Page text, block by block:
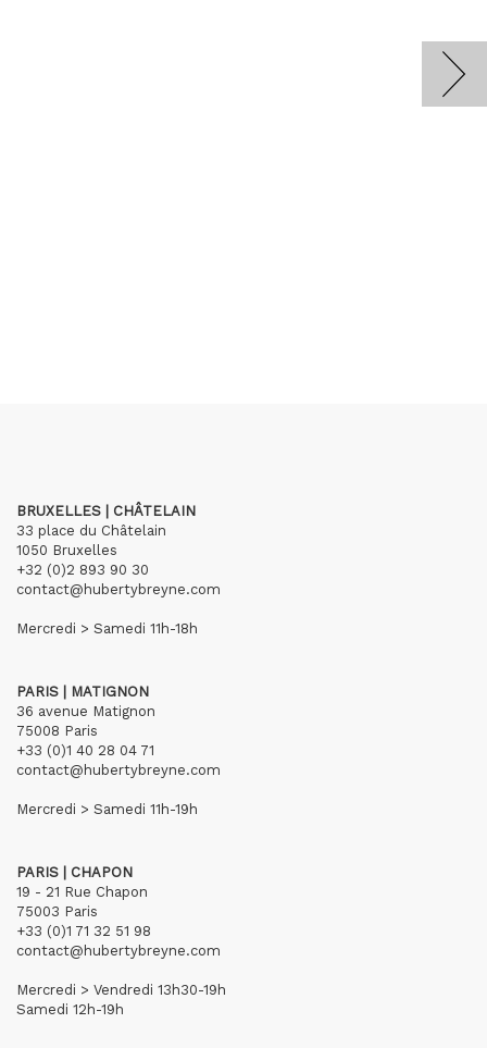
BRUXELLES | CHÂTELAIN
33 place du Châtelain
1050 Bruxelles
+32 (0)2 893 90 30
contact@hubertybreyne.com
Mercredi > Samedi 11h-18h
PARIS | MATIGNON
36 avenue Matignon
75008 Paris
+33 (0)1 40 28 04 71
contact@hubertybreyne.com
Mercredi > Samedi 11h-19h
PARIS | CHAPON
19 - 21 Rue Chapon
75003 Paris
+33 (0)1 71 32 51 98
contact@hubertybreyne.com
Mercredi > Vendredi 13h30-19h
Samedi 12h-19h